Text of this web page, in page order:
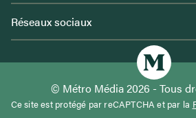
Réseaux sociaux
© Métro Média 2026 - Tous
Ce site est protégé par reCAPTCHA et par la